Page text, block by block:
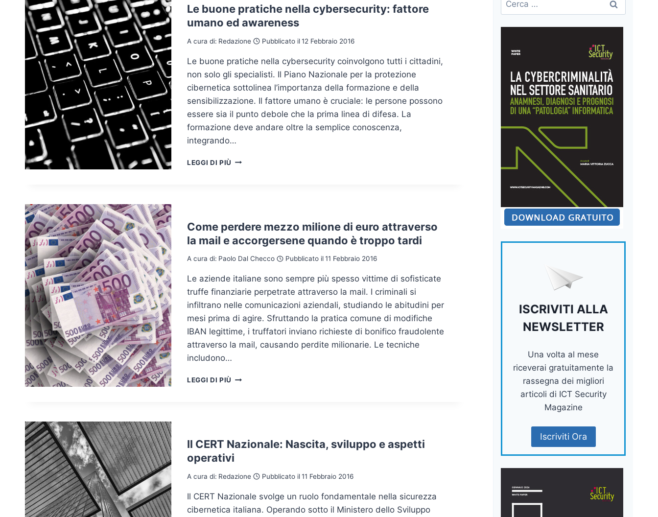
Le buone pratiche nella cybersecurity: fattore
umano ed awareness
A cura di: Redazione Pubblicato il12 Febbraio 2016
Le buone pratiche nella cybersecurity coinvolgono tutti i cittadini,
non solo gli specialisti. Il Piano Nazionale per la protezione
cibernetica sottolinea l’importanza della formazione e della
sensibilizzazione. Il fattore umano è cruciale: le persone possono
essere sia il punto debole che la prima linea di difesa. La
formazione deve andare oltre la semplice conoscenza,
integrando…
LEGGI DI PIÙ LE
UMANO
ED
AWARENESS
Come perdere mezzo milione di euro attraverso
la mail e accorgersene quando è troppo tardi
A cura di: Paolo Dal Checco Pubblicato il11 Febbraio 2016
Le aziende italiane sono sempre più spesso vittime di sofisticate
truffe finanziarie perpetrate attraverso la mail. I criminali si
infiltrano nelle comunicazioni aziendali, studiando le abitudini per
mesi prima di agire. Sfruttando la pratica comune di modifiche
IBAN legittime, i truffatori inviano richieste di bonifico fraudolente
attraverso la mail, causando perdite milionarie. Le tecniche
includono…
LEGGI DI PIÙ COME
ATTRAVERSO
LA
ACCORGERSENE
È
TROPPO
Il CERT Nazionale: Nascita, sviluppo e aspetti
operativi
A cura di: Redazione Pubblicato il11 Febbraio 2016
Il CERT Nazionale svolge un ruolo fondamentale nella sicurezza
cibernetica italiana. Operando sotto il Ministero dello Sviluppo
per:
ISCRIVITI ALLA
NEWSLETTER
Una volta al mese
riceverai gratuitamente la
rassegna dei migliori
articoli di ICT Security
Magazine
Iscriviti Ora